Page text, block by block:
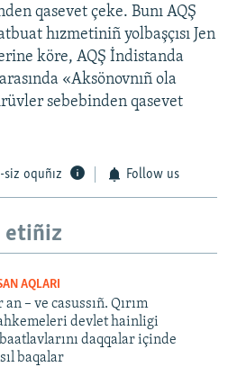
qasevet çeke. Bunı AQŞ
hızmetiniñ yolbaşçısı Jen
köre, AQŞ İndistanda
«Aksönovnıñ ola
sebebinden qasevet
siz oquñız Follow us
etiñiz
AQLARI
an – ve casussıñ. Qırım
devlet hainligi
daqqalar içinde
baqalar